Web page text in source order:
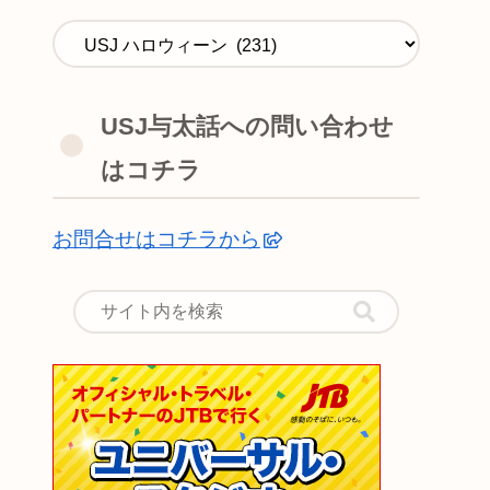
USJ与太話への問い合わせ
はコチラ
お問合せはコチラから